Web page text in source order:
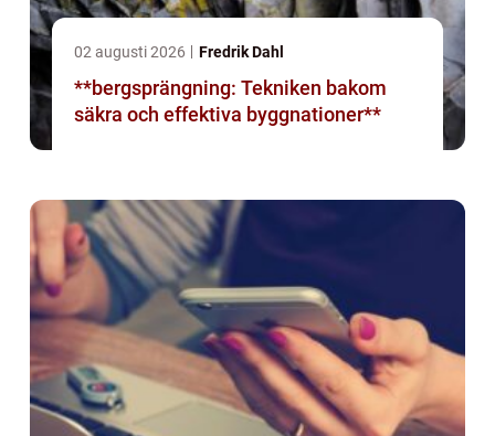
02 augusti 2026 Fredrik Dahl
**bergsprängning: Tekniken bakom
säkra och effektiva byggnationer**